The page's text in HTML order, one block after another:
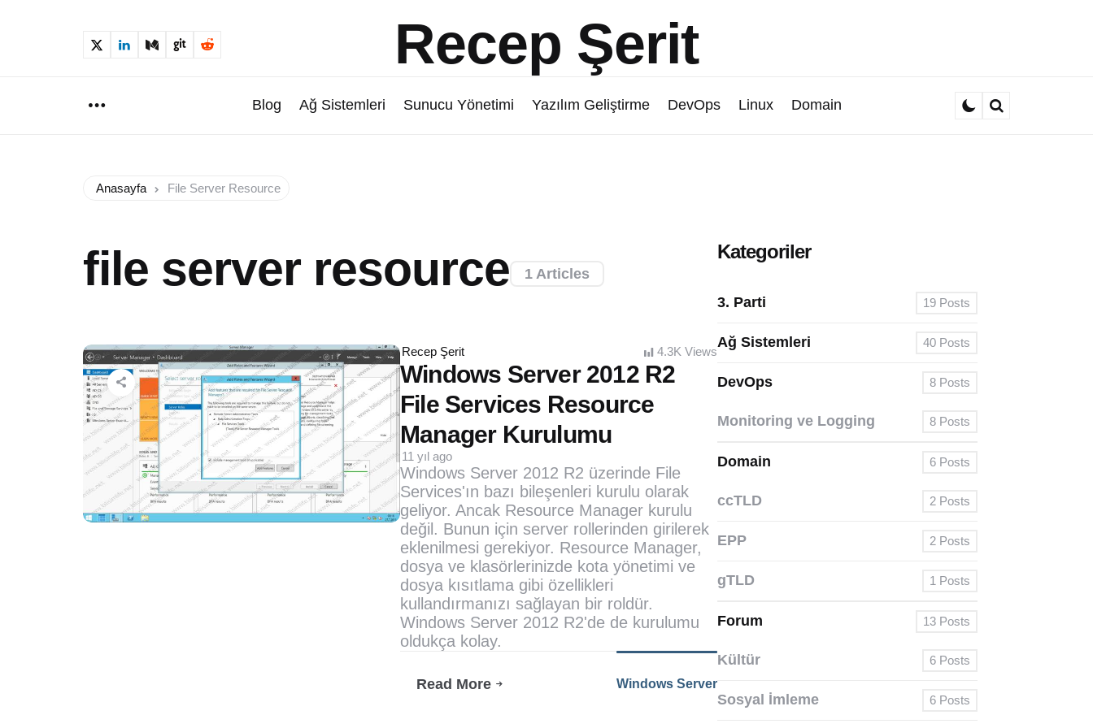
Recep Şerit
Blog Ağ Sistemleri Sunucu Yönetimi Yazılım Geliştirme DevOps Linux
Domain
Anasayfa File Server Resource
1 Articles
file server resource
Posted
by
Recep Şerit 4.3K Views
Windows Server 2012 R2
File Services Resource
Manager Kurulumu
11 yıl ago
Windows Server 2012 R2 üzerinde File
Services'ın bazı bileşenleri kurulu olarak
geliyor. Ancak Resource Manager kurulu
değil. Bunun için server rollerinden girilerek
eklenilmesi gerekiyor. Resource Manager,
dosya ve klasörlerinizde kota yönetimi ve
dosya kısıtlama gibi özellikleri
kullandırmanızı sağlayan bir roldür.
Windows Server 2012 R2'de de kurulumu
oldukça kolay.
Read More
Windows
Windows Server
Kategoriler
3. Parti 19 Posts
Ağ Sistemleri 40 Posts
DevOps 8 Posts
Monitoring ve Logging 8 Posts
Domain 6 Posts
ccTLD 2 Posts
EPP 2 Posts
gTLD 1 Posts
Forum 13 Posts
Kültür 6 Posts
Sosyal İmleme 6 Posts